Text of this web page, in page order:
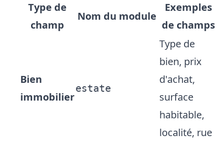
Type de
champ
Nom du module
Exemples
de champs
Bien
immobilier
estate
Type de
bien, prix
d'achat,
surface
habitable,
localité, rue